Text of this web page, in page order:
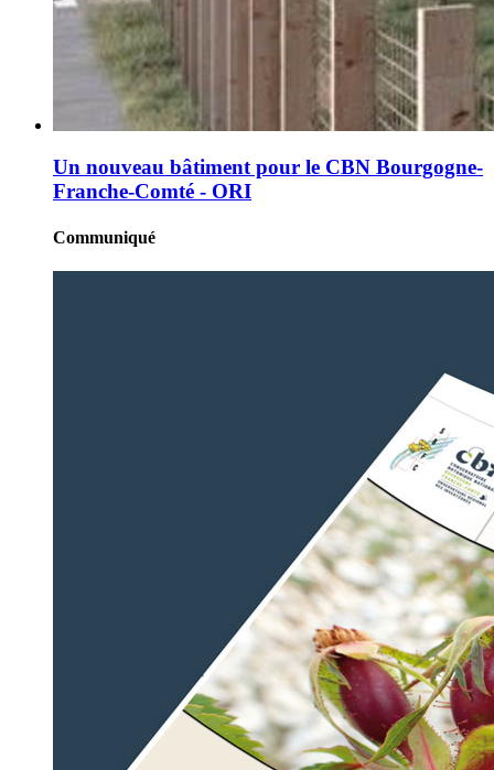
Un nouveau bâtiment pour le CBN Bourgogne-
Franche-Comté - ORI
Communiqué